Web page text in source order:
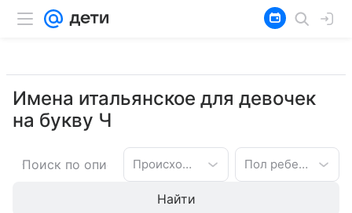
Имена итальянское для девочек
на букву Ч
Происхождение имени Пол ребенка
Найти